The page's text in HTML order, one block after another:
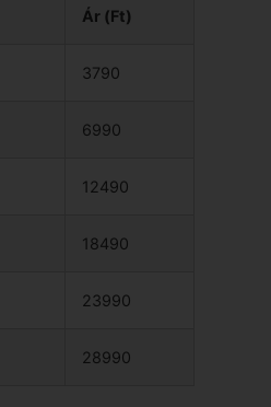
Ár (Ft)
3790
6990
12490
18490
23990
28990